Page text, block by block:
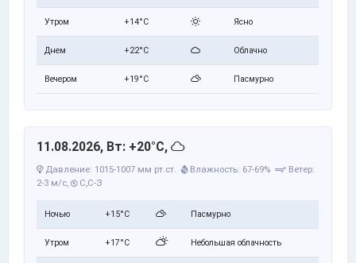
Утром +14°C Ясно
Днем +22°C Облачно
Вечером +19°C Пасмурно
11.08.2026, Вт: +20°C,
Давление: 1015-1007 мм рт.ст. Влажность: 67-69%
Ветер:
2-3 м/с, С,С-З
Ночью +15°C Пасмурно
Утром +17°C Небольшая облачность